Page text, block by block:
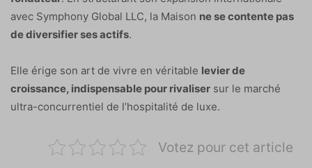
avec Symphony Global LLC, la Maison ne se contente pas
de diversifier ses actifs.
Elle érige son art de vivre en véritable levier de
croissance, indispensable pour rivaliser sur le marché
ultra-concurrentiel de l’hospitalité de luxe.
Votez pour cet article